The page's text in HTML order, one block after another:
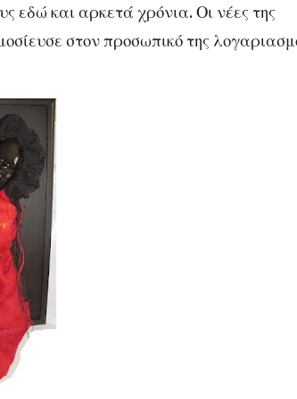
εδώ και αρκετά χρόνια. Οι νέες της
στον προσωπικό της